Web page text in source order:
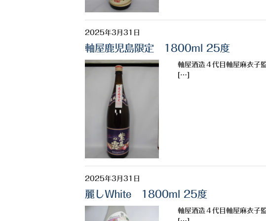
2025年3月31日
軸屋鹿児島限定 1800ml 25度
軸屋酒造４代目軸屋麻衣子
[…]
2025年3月31日
麗しWhite 1800ml 25度
軸屋酒造４代目軸屋麻衣子